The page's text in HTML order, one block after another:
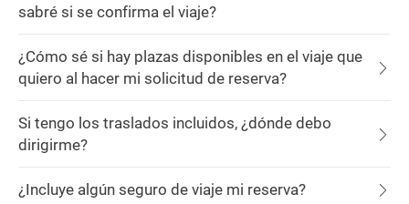
sabré si se confirma el viaje?
¿Cómo sé si hay plazas disponibles en el viaje que
quiero al hacer mi solicitud de reserva?
Si tengo los traslados incluidos, ¿dónde debo
dirigirme?
¿Incluye algún seguro de viaje mi reserva?